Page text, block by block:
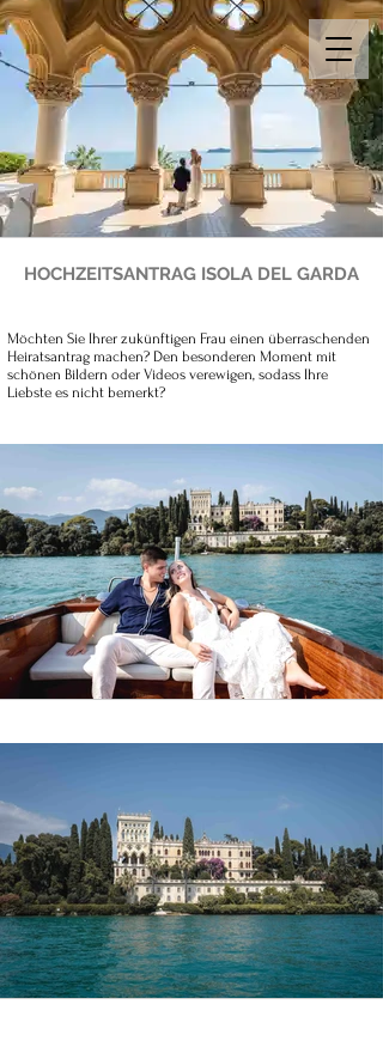
HOCHZEITSANTRAG ISOLA DEL GARDA
Möchten Sie Ihrer zukünftigen Frau einen überraschenden
Heiratsantrag machen? Den besonderen Moment mit
schönen Bildern oder Videos verewigen, sodass Ihre
Liebste es nicht bemerkt?